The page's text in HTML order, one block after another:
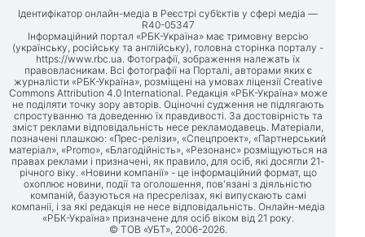
Ідентифікатор онлайн-медіа в Реєстрі суб’єктів у сфері медіа —
R40-05347
Інформаційний портал «РБК-Україна» має тримовну версію
(українську, російську та англійську), головна сторінка порталу -
https://www.rbc.ua. Фотографії, зображення належать їх
правовласникам. Всі фотографії на Порталі, авторами яких є
журналісти «РБК-Україна», розміщені на умовах ліцензії Creative
Commons Attribution 4.0 International. Редакція «РБК-Україна» може
не поділяти точку зору авторів. Оціночні судження не підлягають
спростуванню та доведенню їх правдивості. За достовірність та
зміст реклами відповідальність несе рекламодавець. Матеріали,
позначені плашкою: «Прес-релізи», «Спецпроект», «Партнерський
матеріал», «Promo», «Благодійність», «Резонанс» розміщуються на
правах реклами і призначені, як правило, для осіб, які досягли 21-
річного віку. «Новини компанії» - це інформаційний формат, що
охоплює новини, події та оголошення, пов'язані з діяльністю
компаній, базуються на пресрелізах, які випускають самі
компанії, і за які редакція не несе відповідальність. Онлайн-медіа
«РБК-Україна» призначене для осіб віком від 21 року.
© ТОВ «УБТ», 2006-2026.